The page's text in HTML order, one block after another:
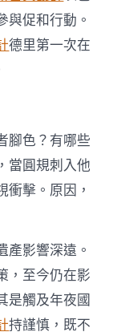
腳
色？〉
中
與促和行動。
德里第一次在
腳色？有哪些
當圓規刺入他
擊。原因，
產影響深遠。
，至今仍在影
是觸及年夜國
持謹慎，既不